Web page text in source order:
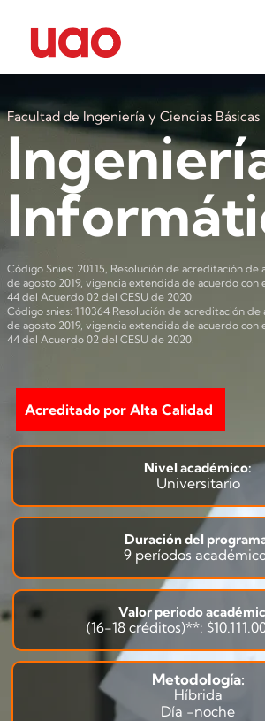
Facultad de Ingeniería y Ciencias Básicas
Código Snies: 20115, Resolución de acreditación de
de agosto 2019, vigencia extendida de acuerdo
44 del Acuerdo 02 del CESU de 2020.
Código snies: 110364 Resolución de acreditación de
de agosto 2019, vigencia extendida de acuerdo
44 del Acuerdo 02 del CESU de 2020.
Acreditado por Alta Calidad
Nivel académico:
Universitario
Duración del
9 períodos
Valor periodo
(16-18 créditos)**:
Metodología:
Híbrida
Día -noche